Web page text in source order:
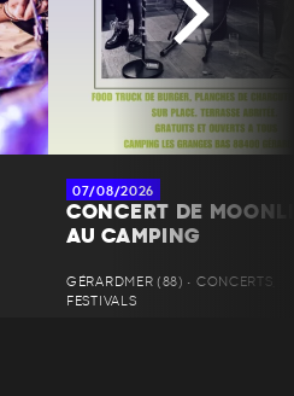
07/08/2026
CONCERT DE
AU CAMPING
GÉRARDMER (88) • CONCERTS,
FESTIVALS